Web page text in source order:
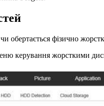
обертається фізично
керування жорсткими